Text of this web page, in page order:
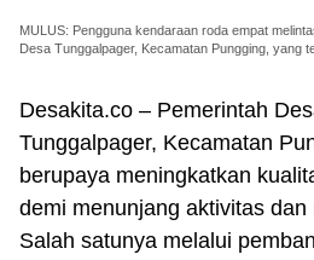
MULUS: Pengguna kendaraan roda empat
Desa Tunggalpager, Kecamatan Pungging, yang
Desakita.co – Pemerintah
Tunggalpager, Kecamatan
berupaya meningkatkan
demi menunjang aktivitas dan
Salah satunya melalui